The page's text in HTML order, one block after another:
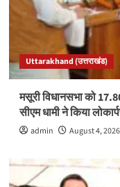
Uttarakhand (उत्तराखंड)
मसूरी विधानसभा को
सीएम धामी ने किया
admin August 4, 2026